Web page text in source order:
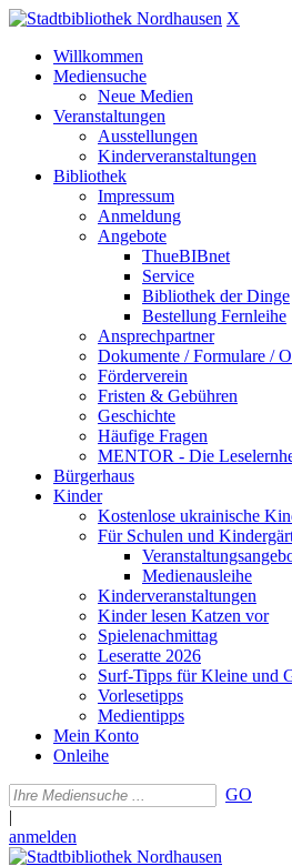
X
Willkommen
Mediensuche
Neue Medien
Veranstaltungen
Ausstellungen
Kinderveranstaltungen
Bibliothek
Impressum
Anmeldung
Angebote
ThueBIBnet
Service
Bibliothek der Dinge
Bestellung Fernleihe
Ansprechpartner
Dokumente / Formulare /
Förderverein
Fristen & Gebühren
Geschichte
Häufige Fragen
MENTOR - Die
Bürgerhaus
Kinder
Kostenlose ukrainische
Für Schulen und
Medienausleihe
Kinderveranstaltungen
Kinder lesen Katzen vor
Spielenachmittag
Leseratte 2026
Surf-Tipps für Kleine und
Vorlesetipps
Medientipps
Mein Konto
Onleihe
GO
|
anmelden